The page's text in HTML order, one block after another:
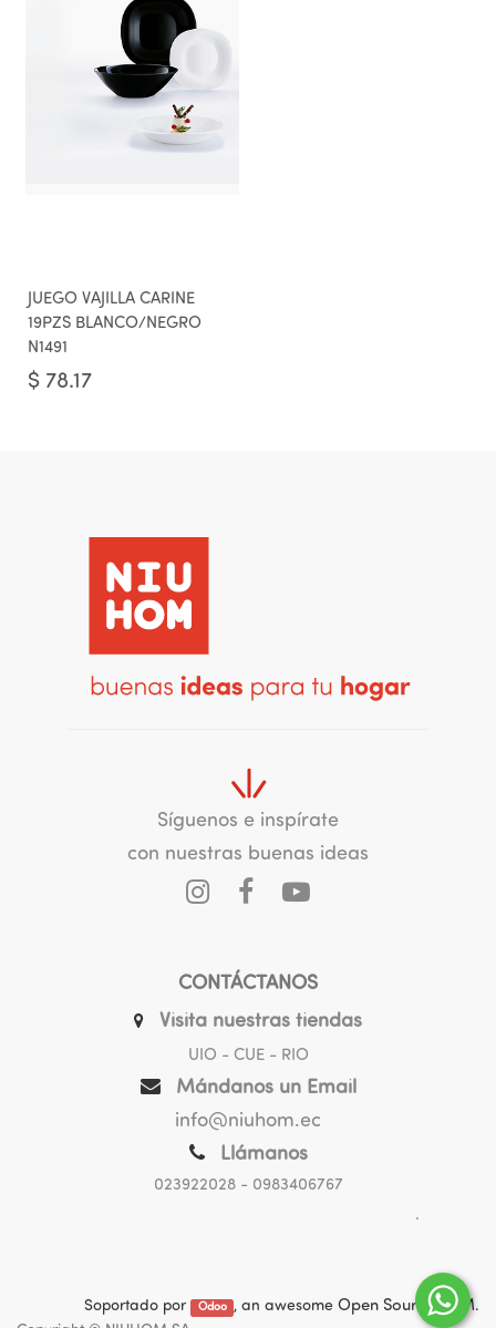
JUEGO VAJILLA CARINE
19PZS BLANCO/NEGRO
N1491
$ 78.17
Síguenos e inspírate
con nuestras buenas ideas
CONTÁCTANOS
Visita nuestras tiendas
UIO - CUE - RIO
Mándanos un Email
info@niuhom.ec
Llámanos
023922028- 0983406767
.
Soportado por Odoo , an awesome Open Source CRM.